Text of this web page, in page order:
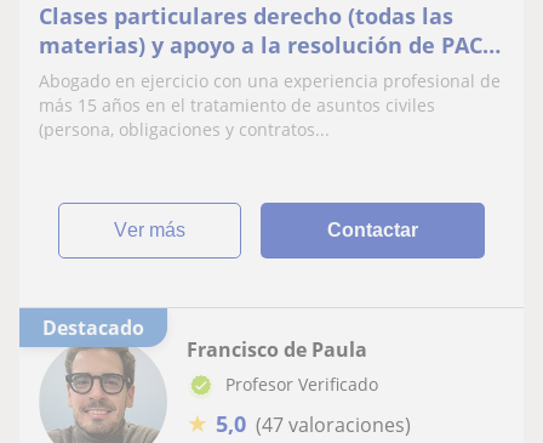
Clases particulares derecho (todas las
materias) y apoyo a la resolución de PACS,
TFG y TFM
Abogado en ejercicio con una experiencia profesional de
más 15 años en el tratamiento de asuntos civiles
(persona, obligaciones y contratos...
ver más Contactar
Destacado
Francisco de Paula
Profesor Verificado
★ 5,0 (47 valoraciones)